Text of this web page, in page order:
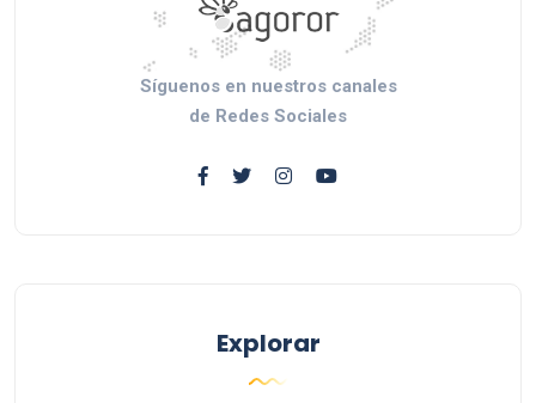
Síguenos en nuestros canales
de Redes Sociales
Explorar